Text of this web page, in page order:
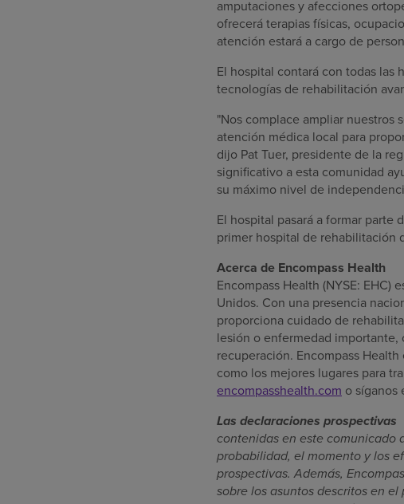
amputaciones y afecciones
ofrecerá terapias físicas,
atención estará a cargo de
El hospital contará con todas las
tecnologías de rehabilitación
"Nos complace ampliar nuestros
atención médica local para
dijo Pat Tuer, presidente de la
significativo a esta comunidad
su máximo nivel de
El hospital pasará a formar
primer hospital de rehabilitación
Acerca de Encompass Health
Encompass Health (NYSE:
Unidos. Con una presencia
proporciona cuidado de
lesión o enfermedad importante,
recuperación. Encompass
como los mejores lugares para
encompasshealth.com o síganos
Las declaraciones prospectivas
contenidas en este comunicado
probabilidad, el momento y los
prospectivas. Además,
sobre los asuntos descritos en